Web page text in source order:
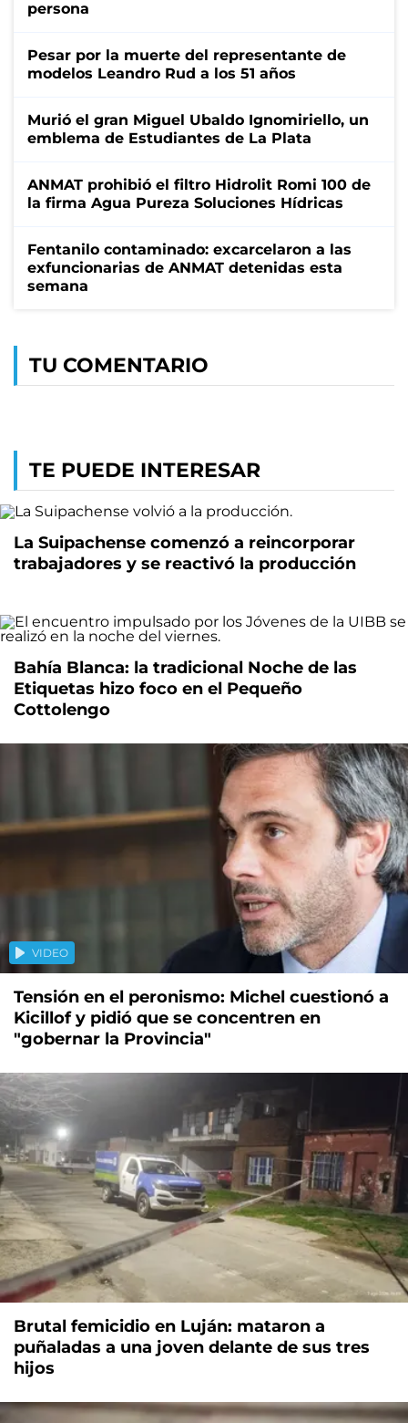
persona
Pesar por la muerte del representante de
modelos Leandro Rud a los 51 años
Murió el gran Miguel Ubaldo Ignomiriello, un
emblema de Estudiantes de La Plata
ANMAT prohibió el filtro Hidrolit Romi 100 de
la firma Agua Pureza Soluciones Hídricas
Fentanilo contaminado: excarcelaron a las
exfuncionarias de ANMAT detenidas esta
semana
TU COMENTARIO
TE PUEDE INTERESAR
La Suipachense comenzó a reincorporar
trabajadores y se reactivó la producción
Bahía Blanca: la tradicional Noche de las
Etiquetas hizo foco en el Pequeño
Cottolengo
VIDEO
Tensión en el peronismo: Michel cuestionó a
Kicillof y pidió que se concentren en
"gobernar la Provincia"
Brutal femicidio en Luján: mataron a
puñaladas a una joven delante de sus tres
hijos